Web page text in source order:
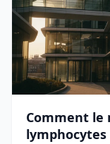
Comment le